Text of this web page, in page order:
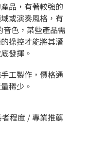
品，有著較強的
或演奏風格，有
色，某些產品需
操控才能將其潛
發揮。
工製作，價格通
稀少。
程度 / 專業推薦